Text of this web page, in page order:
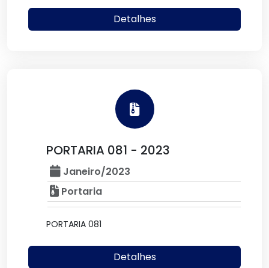
Detalhes
PORTARIA 081 - 2023
Janeiro/2023
Portaria
PORTARIA 081
Detalhes